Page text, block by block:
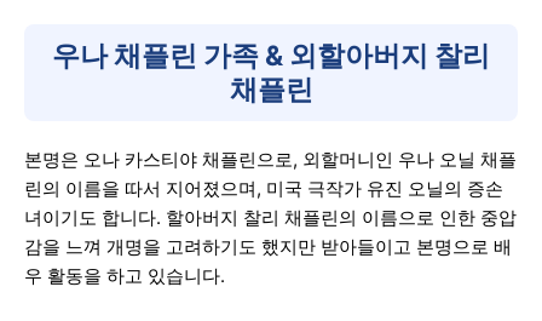
우나 채플린 가족 & 외할아버지 찰리
채플린
본명은 오나 카스티야 채플린으로, 외할머니인 우나 오닐 채플
린의 이름을 따서 지어졌으며, 미국 극작가 유진 오닐의 증손
녀이기도 합니다. 할아버지 찰리 채플린의 이름으로 인한 중압
감을 느껴 개명을 고려하기도 했지만 받아들이고 본명으로 배
우 활동을 하고 있습니다.